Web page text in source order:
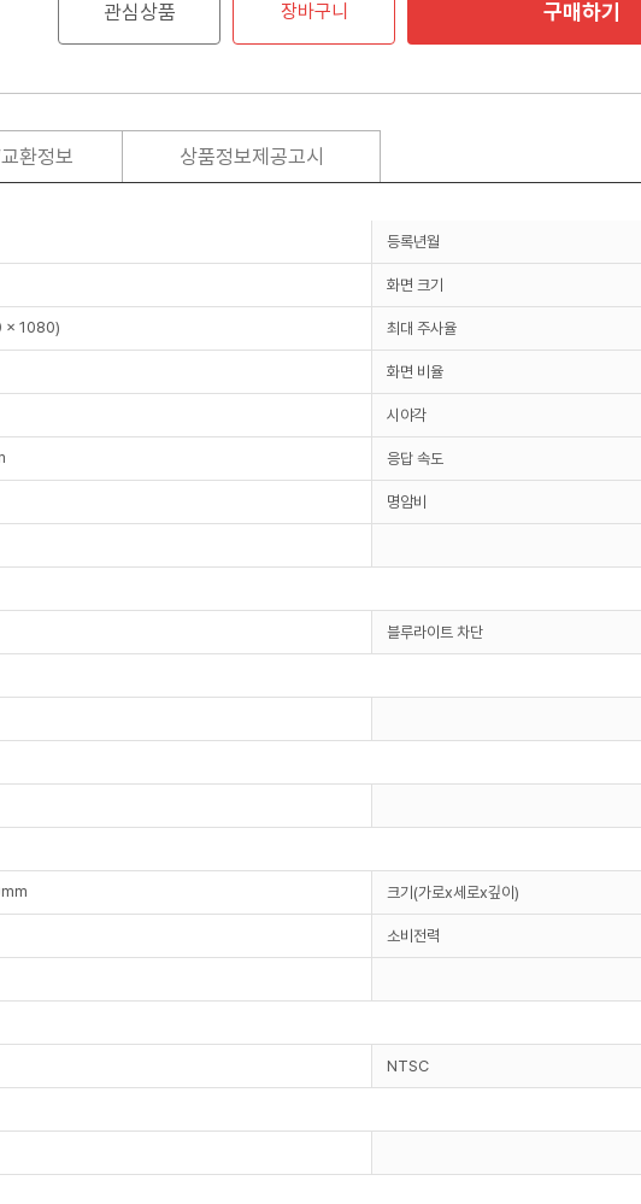
관심상품 장바구니 구매하기
환정보 상품정보제공고시
등록년월
화면 크기
x 1080) 최대 주사율
화면 비율
시야각
응답 속도
명암비
블루라이트 차단
크기(가로x세로x깊이)
소비전력
NTSC